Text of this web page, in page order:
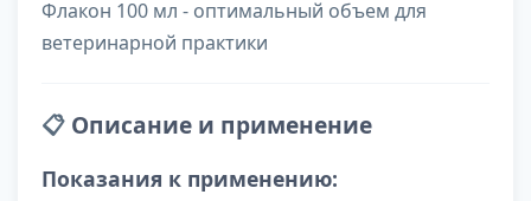
Флакон 100 мл - оптимальный объем для
ветеринарной практики
📋 Описание и применение
Показания к применению: